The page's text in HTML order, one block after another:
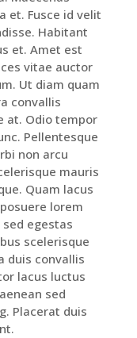
et. Fusce id velit
Habitant
et. Amet est
vitae auctor
Ut diam quam
convallis
at. Odio tempor
Pellentesque
non arcu
mauris
Quam lacus
lorem
egestas
scelerisque
duis convallis
lacus luctus
sed
Placerat duis